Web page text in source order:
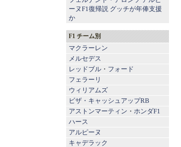
ーヌF1復帰説 グッチが年俸支援
か
F1 チーム別
マクラーレン
メルセデス
レッドブル ・ フォード
フェラーリ
ウィリアムズ
ビザ・キャッシュアップRB
アストンマーティン ・ ホンダF1
ハース
アルピーヌ
キャデラック